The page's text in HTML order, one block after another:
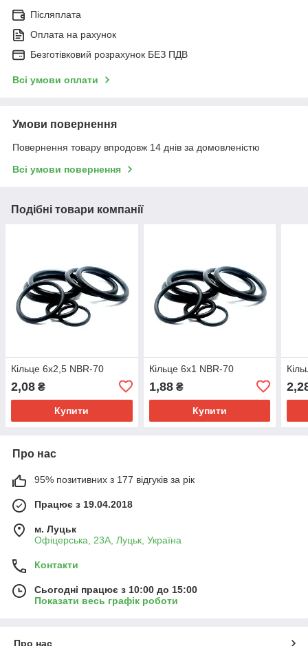
Післяплата
Оплата на рахунок
Безготівковий розрахунок БЕЗ ПДВ
Всі умови оплати
Умови повернення
Повернення товару впродовж 14 днів за домовленістю
Всі умови повернення
Подібні товари компанії
Кільце 6х2,5 NBR-70
2,08 ₴
Купити
Кільце 6х1 NBR-70
1,88₴
Купити
Про нас
95% позитивних з 177 відгуків за рік
Працює з 19.04.2018
м. Луцьк
Офіцерська, 23А, Луцьк, Україна
Контакти
Сьогодні працює з 10:00 до 15:00
Показати весь графік роботи
Про нас